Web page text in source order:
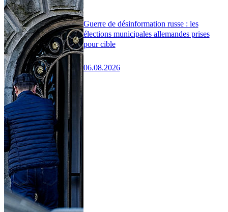
Guerre de désinformation russe : les
élections municipales allemandes prises
pour cible
06.08.2026